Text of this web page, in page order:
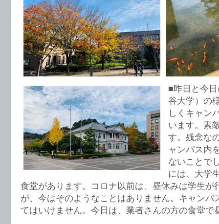
■昨日と今
谷大学）の
しくキャン
います。素
す。残念な
ャンパス内
ないことで
には、大学
食堂があります。コロナ以前は、昼休みは学生が
が、今はそのようなことはありません。キャンバ
てはいけません。今日は、業者さんの方の食堂で